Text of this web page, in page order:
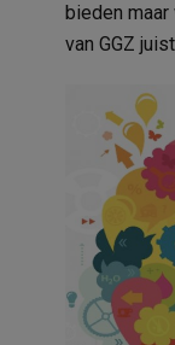
bieden
van GGZ